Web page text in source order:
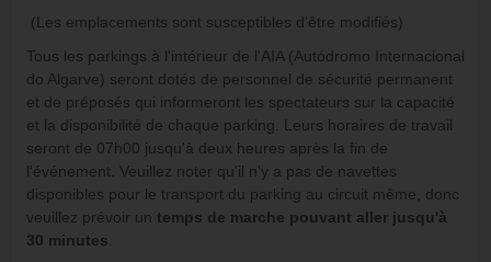
(Les emplacements sont susceptibles d’être modifiés)
Tous les parkings à l'intérieur de l'AIA (Autódromo Internacional
do Algarve) seront dotés de personnel de sécurité permanent
et de préposés qui informeront les spectateurs sur la capacité
et la disponibilité de chaque parking. Leurs horaires de travail
seront de 07h00 jusqu'à deux heures après la fin de
l'événement. Veuillez noter qu'il n'y a pas de navettes
disponibles pour le transport du parking au circuit même, donc
veuillez prévoir un temps de marche pouvant aller jusqu'à
30 minutes